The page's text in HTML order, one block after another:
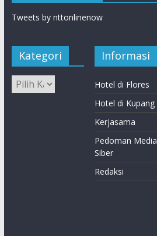
Tweets by nttonlinenow
Kategori Informasi
Hotel di Flores
Hotel di Kupang
Kerjasama
Pedoman Media
Siber
Redaksi